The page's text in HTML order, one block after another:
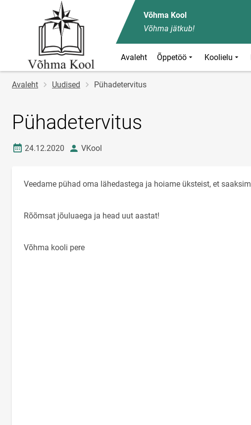
Võhma Kool
Võhma jätkub!
Avaleht Õppetöö Koolielu
Jälglink
Avaleht Uudised Pühadetervitus
Pühadetervitus
Loomise kuupäev
24.12.2020 autorVKool
Veedame pühad oma lähedastega ja hoiame üksteist, et
Rõõmsat jõuluaega ja head uut aastat!
Võhma kooli pere